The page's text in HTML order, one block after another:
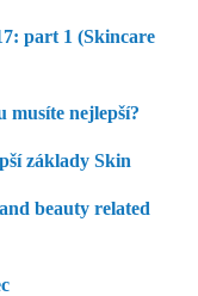
part 1 (Skincare
musíte nejlepší?
základy Skin
beauty related